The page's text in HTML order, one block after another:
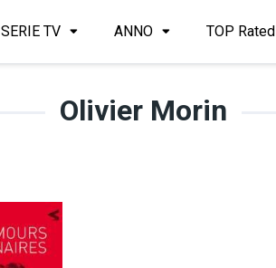
SERIE TV ANNO TOP Rated
Olivier Morin